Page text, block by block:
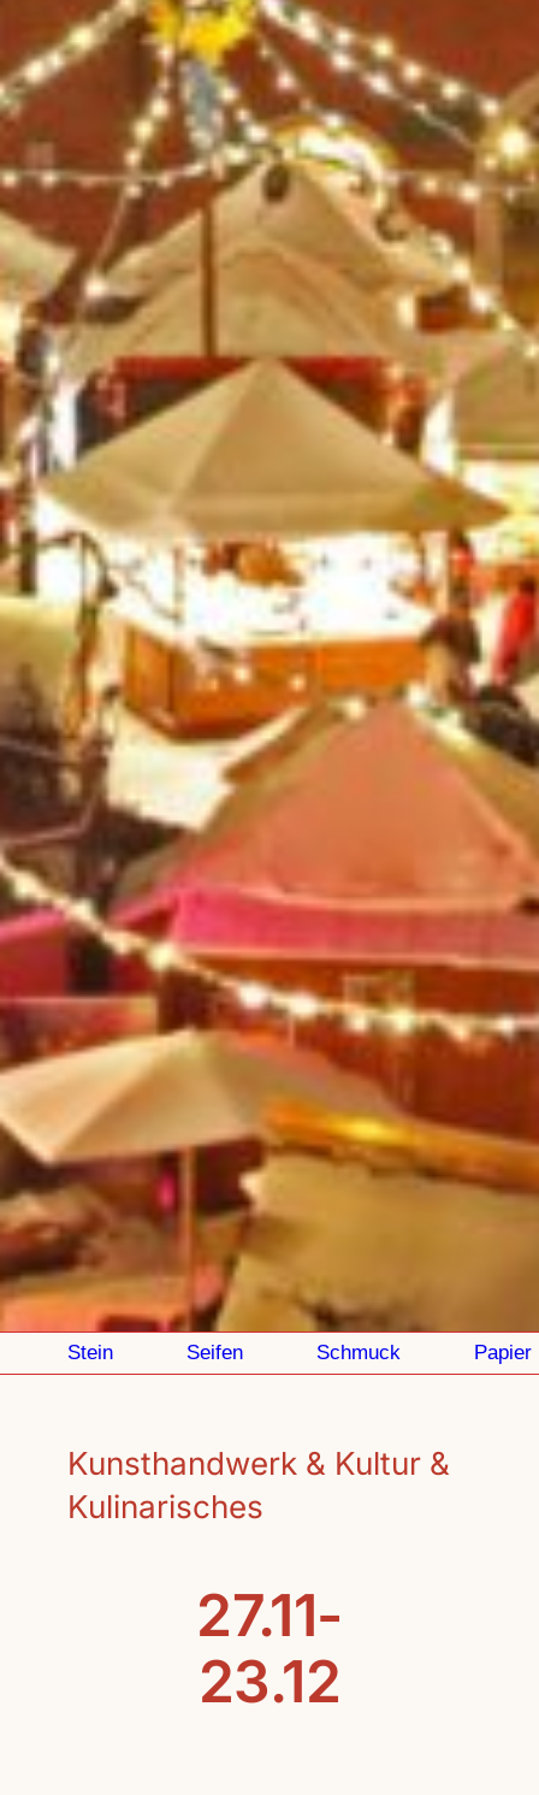
Stein Seifen Schmuck Papier
Kunsthandwerk & Kultur &
Kulinarisches
27.11-
23.12